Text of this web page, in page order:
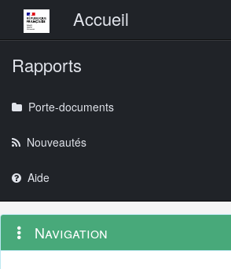
Menu principalAccueil
Rapports
Porte-documents
Nouveautés
Aide
Navigation
outils
Menu
contextuel
Navigation